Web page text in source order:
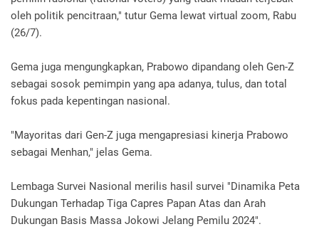
oleh politik pencitraan," tutur Gema lewat virtual zoom, Rabu
(26/7).
Gema juga mengungkapkan, Prabowo dipandang oleh Gen-Z
sebagai sosok pemimpin yang apa adanya, tulus, dan total
fokus pada kepentingan nasional.
"Mayoritas dari Gen-Z juga mengapresiasi kinerja Prabowo
sebagai Menhan," jelas Gema.
Lembaga Survei Nasional merilis hasil survei "Dinamika Peta
Dukungan Terhadap Tiga Capres Papan Atas dan Arah
Dukungan Basis Massa Jokowi Jelang Pemilu 2024".